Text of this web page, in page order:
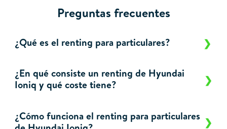
Preguntas frecuentes
¿Qué es el renting para particulares?
¿En qué consiste un renting de Hyundai
Ioniq y qué coste tiene?
¿Cómo funciona el renting para particulares